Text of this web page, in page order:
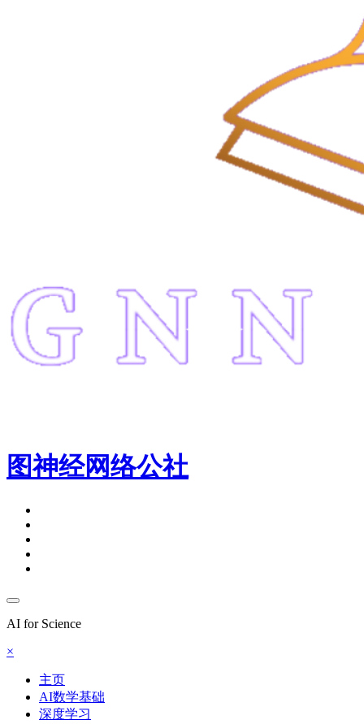
图神经网络公社
AI for Science
×
主页
AI数学基础
深度学习